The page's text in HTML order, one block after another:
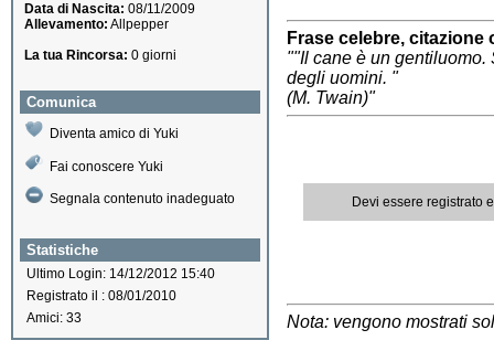
Data di Nascita: 08/11/2009
Allevamento: Allpepper
La tua Rincorsa: 0 giorni
Comunica
Diventa amico di Yuki
Fai conoscere Yuki
Segnala contenuto inadeguato
Statistiche
Ultimo Login: 14/12/2012 15:40
Registrato il : 08/01/2010
Amici: 33
Frase celebre,
""Il cane è un
degli uomini. "
(M. Twain)"
Devi essere registrato
Nota: vengono mostrati